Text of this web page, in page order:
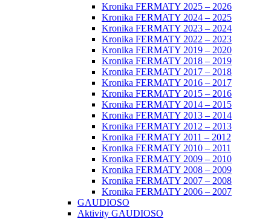
Kronika FERMATY 2025 – 2026
Kronika FERMATY 2024 – 2025
Kronika FERMATY 2023 – 2024
Kronika FERMATY 2022 – 2023
Kronika FERMATY 2019 – 2020
Kronika FERMATY 2018 – 2019
Kronika FERMATY 2017 – 2018
Kronika FERMATY 2016 – 2017
Kronika FERMATY 2015 – 2016
Kronika FERMATY 2014 – 2015
Kronika FERMATY 2013 – 2014
Kronika FERMATY 2012 – 2013
Kronika FERMATY 2011 – 2012
Kronika FERMATY 2010 – 2011
Kronika FERMATY 2009 – 2010
Kronika FERMATY 2008 – 2009
Kronika FERMATY 2007 – 2008
Kronika FERMATY 2006 – 2007
GAUDIOSO
Aktivity GAUDIOSO